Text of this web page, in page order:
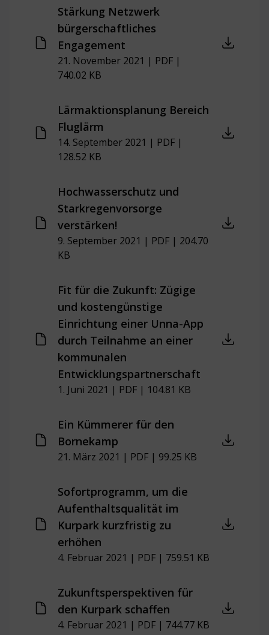
Stärkung Netzwerk
bürgerschaftliches
Engagement
21. November 2021 | PDF |
740.02 KB
Lärmaktionsplanung Bereich
Fluglärm
14. September 2021 | PDF |
128.52 KB
Hochwasserschutz und
Starkregenvorsorge
verstärken!
9. September 2021 | PDF | 204.70
KB
Fit für die Zukunft: Zügige
und kostengünstige
Einrichtung einer Unna-App
durch Teilnahme an einer
kommunalen
Entwicklungspartnerschaft
1. Juni 2021 | PDF | 104.81 KB
Ein Kümmerer für den
Bornekamp
21. März 2021 | PDF | 99.25 KB
Sofortprogramm, um die
Aufenthaltsqualität im
Kurpark kurzfristig zu
erhöhen
4. Februar 2021 | PDF | 759.51 KB
Zukunftsperspektiven für
den Kurpark schaffen
4. Februar 2021 | PDF | 744.77 KB